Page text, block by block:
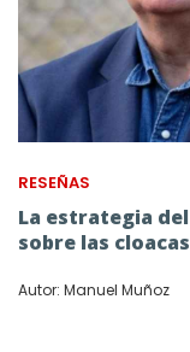
RESEÑAS
La estrategia
sobre las
Autor: Manuel Muñoz